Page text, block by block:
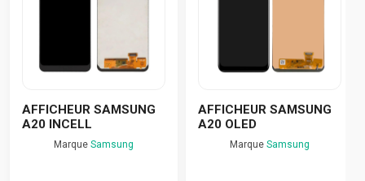
AFFICHEUR SAMSUNG
A20 INCELL
Marque Samsung
AFFICHEUR SAMSUNG
A20 OLED
Marque Samsung